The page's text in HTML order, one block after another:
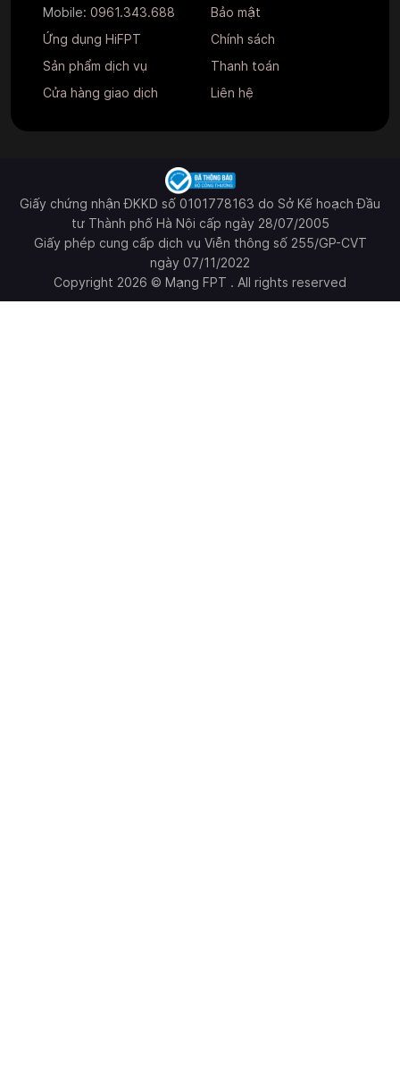
Mobile: 0961.343.688
Ứng dụng HiFPT
Sản phẩm dịch vụ
Cửa hàng giao dịch
Bảo mật
Chính sách
Thanh toán
Liên hệ
Giấy chứng nhận ĐKKD số 0101778163 do Sở Kế hoạch Đầu
tư Thành phố Hà Nội cấp ngày 28/07/2005
Giấy phép cung cấp dịch vụ Viễn thông số 255/GP-CVT
ngày 07/11/2022
Copyright 2026 © Mạng FPT . All rights reserved